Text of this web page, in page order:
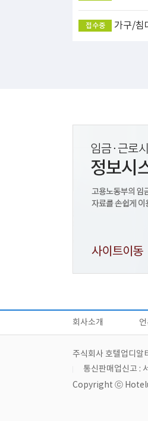
가구/침
접수중
회사소개
주식회사 호텔업디알
통신판매업신고 :
Copyright ⓒ